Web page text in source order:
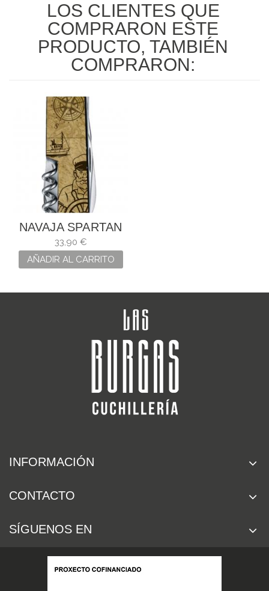
LOS CLIENTES QUE
COMPRARON ESTE
PRODUCTO, TAMBIÉN
COMPRARON:
NAVAJA SPARTAN
MARIÑEIRA
33,90 €
AÑADIR AL CARRITO
INFORMACIÓN
CONTACTO
SÍGUENOS EN